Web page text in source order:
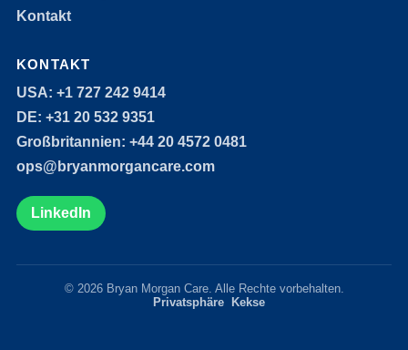
Kontakt
KONTAKT
USA: +1 727 242 9414
DE: +31 20 532 9351
Großbritannien: +44 20 4572 0481
ops@bryanmorgancare.com
LinkedIn
© 2026 Bryan Morgan Care. Alle Rechte vorbehalten.
Privatsphäre
Kekse